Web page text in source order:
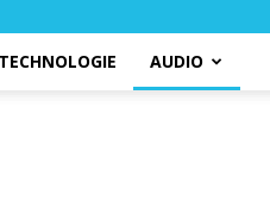
TECHNOLOGIE AUDIO